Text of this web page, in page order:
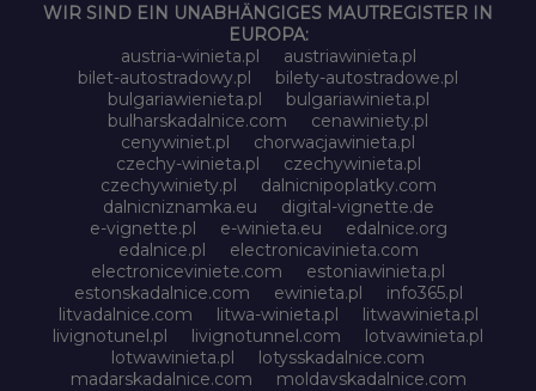
WIR SIND EIN UNABHÄNGIGES MAUTREGISTER IN
EUROPA:
austria-winieta.pl
austriawinieta.pl
bilet-autostradowy.pl
bilety-autostradowe.pl
bulgariawienieta.pl
bulgariawinieta.pl
bulharskadalnice.com
cenawiniety.pl
cenywiniet.pl
chorwacjawinieta.pl
czechy-winieta.pl
czechywinieta.pl
czechywiniety.pl
dalnicnipoplatky.com
dalnicniznamka.eu
digital-vignette.de
e-vignette.pl
e-winieta.eu
edalnice.org
edalnice.pl
electronicavinieta.com
electroniceviniete.com
estoniawinieta.pl
estonskadalnice.com
ewinieta.pl
info365.pl
litvadalnice.com
litwa-winieta.pl
litwawinieta.pl
livignotunel.pl
livignotunnel.com
lotvawinieta.pl
lotwawinieta.pl
lotysskadalnice.com
madarskadalnice.com
moldavskadalnice.com